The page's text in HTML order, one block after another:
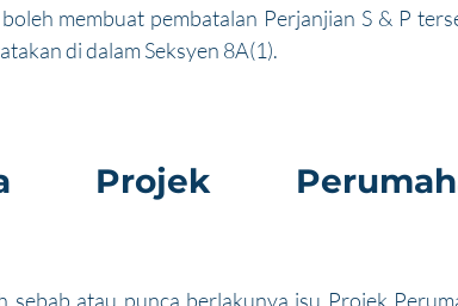
membuat pembatalan Perjanjian S & P
di dalam Seksyen 8A(1).
Projek
atau punca berlakunya isu Projek